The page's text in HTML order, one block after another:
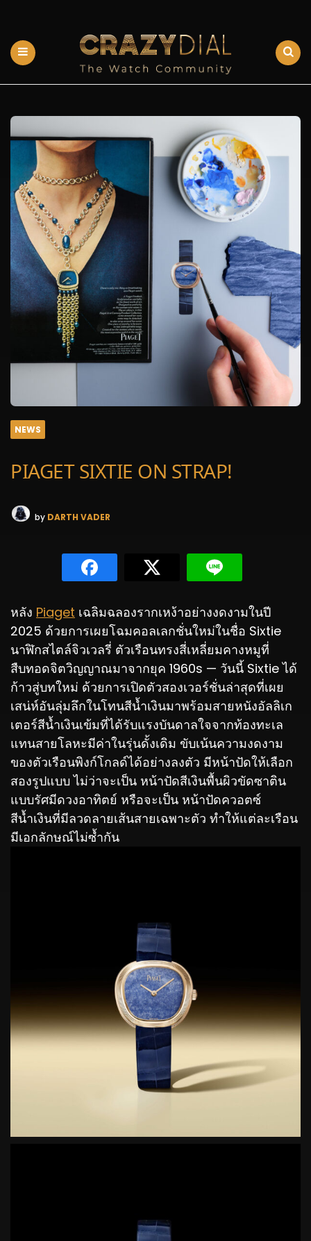
NEWS
PIAGET SIXTIE ON STRAP!
by DARTH VADER
หลัง Piaget เฉลิมฉลองรากเหง้าอย่างงดงามในปี
2025 ด้วยการเผยโฉมคอลเลกชั่นใหม่ในชื่อ Sixtie
นาฬิกสไตล์จิวเวลรี่ ตัวเรือนทรงสี่เหลี่ยมคางหมูที่
สืบทอดจิตวิญญาณมาจากยุค 1960s — วันนี้ Sixtie ได้
ก้าวสู่บทใหม่ ด้วยการเปิดตัวสองเวอร์ชั่นล่าสุดที่เผย
เสน่ห์อันลุ่มลึกในโทนสีน้ำเงินมาพร้อมสายหนังอัลลิเก
เตอร์สีน้ำเงินเข้มที่ได้รับแรงบันดาลใจจากท้องทะเล
แทนสายโลหะมีค่าในรุ่นดั้งเดิม ขับเน้นความงดงาม
ของตัวเรือนพิงก์โกลด์ได้อย่างลงตัว มีหน้าปัดให้เลือก
สองรูปแบบ ไม่ว่าจะเป็น หน้าปัดสีเงินพื้นผิวขัดซาติน
แบบรัศมีดวงอาทิตย์ หรือจะเป็น หน้าปัดควอตซ์
สีน้ำเงินที่มีลวดลายเส้นสายเฉพาะตัว ทำให้แต่ละเรือน
มีเอกลักษณ์ไม่ซ้ำกัน